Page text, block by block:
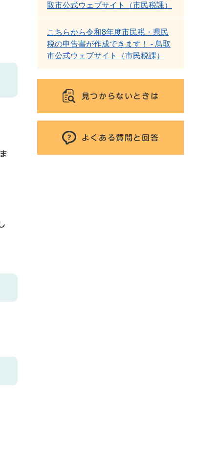
取市公式ウェブサイト（市民税課）
こちらから令和8年度市民税・県民
税の申告書が作成できます！ - 鳥取
市公式ウェブサイト（市民税課）
見つからないときは
よくある質問と回答